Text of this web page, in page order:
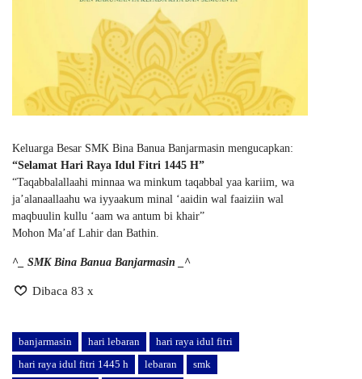
Keluarga Besar SMK Bina Banua Banjarmasin mengucapkan:
“Selamat Hari Raya Idul Fitri 1445 H”
“Taqabbalallaahi minnaa wa minkum taqabbal yaa kariim, wa
ja’alanaallaahu wa iyyaakum minal ‘aaidin wal faaiziin wal
maqbuulin kullu ‘aam wa antum bi khair”
Mohon Ma’af Lahir dan Bathin.
^_ SMK Bina Banua Banjarmasin _^
Dibaca 83 x
banjarmasin hari lebaran
hari raya idul fitri
hari raya idul fitri 1445 h
lebaran
smk